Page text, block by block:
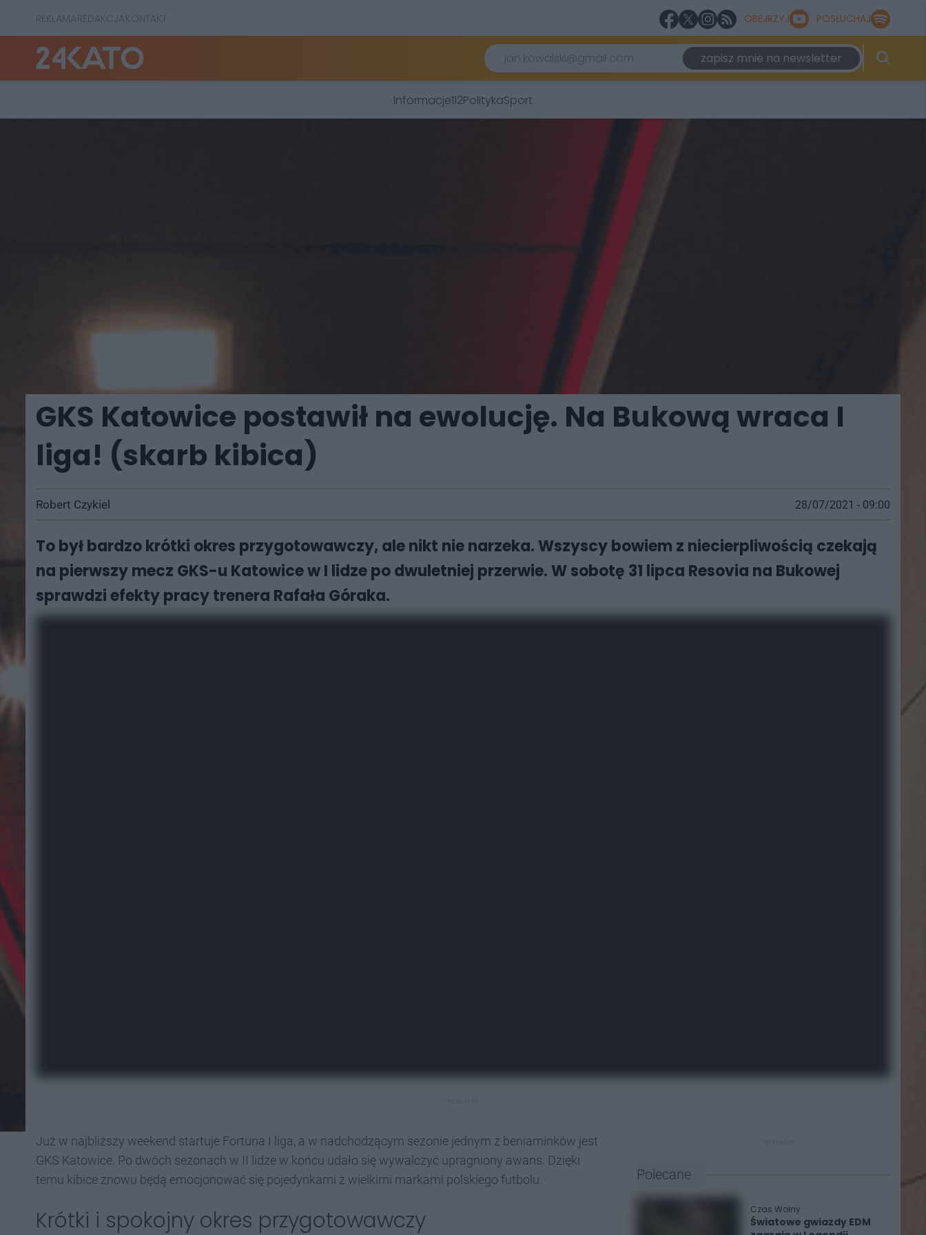
REKLAMAREDAKCJAKONTAKT OBEJRZYJ POSŁUCHAJ
zapisz mnie na newsletter
Informacje112PolitykaSport
GKS Katowice postawił na ewolucję. Na Bukową wraca I
liga! (skarb kibica)
Robert Czykiel 28/07/2021 - 09:00
To był bardzo krótki okres przygotowawczy, ale nikt nie narzeka. Wszyscy bowiem z niecierpliwością czekają
na pierwszy mecz GKS-u Katowice w I lidze po dwuletniej przerwie. W sobotę 31 lipca Resovia na Bukowej
sprawdzi efekty pracy trenera Rafała Góraka.
Już w najbliższy weekend startuje Fortuna I liga, a w nadchodzącym sezonie jednym z beniaminków jest
GKS Katowice. Po dwóch sezonach w II lidze w końcu udało się wywalczyć upragniony awans. Dzięki
temu kibice znowu będą emocjonować się pojedynkami z wielkimi markami polskiego futbolu.
Krótki i spokojny okres przygotowawczy
Polecane
Czas Wolny
Światowe gwiazdy EDM